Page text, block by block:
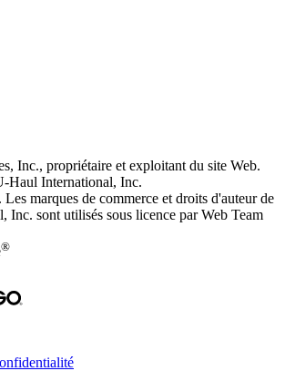
Inc., propriétaire et exploitant du site Web.
Haul International, Inc.
Les marques de commerce et droits d'auteur de
Inc. sont utilisés sous licence par Web Team
®